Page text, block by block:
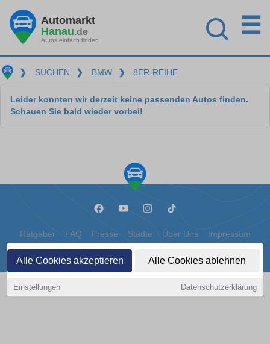
Alle Cookies akzeptieren Alle Cookies ablehnen
Einstellungen Datenschutzerklärung
Automarkt
Hanau.de
Autos einfach finden
☰
❯ SUCHEN ❯ BMW ❯ 8ER-REIHE
Leider konnten wir derzeit keine passenden Autos finden.
Schauen Sie bald wieder vorbei!
Ratgeber FAQ Presse Städte Über Uns Impressum
Datenschutz Cookies
Copyright © 2000 - 2026 | 1A Infosysteme GmbH | Content by: 1a-sites-autos